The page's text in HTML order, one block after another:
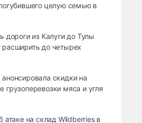
целую семью в
дороги из Калуги до Тулы
расширить до четырех
скидки на
грузоперевозки мяса и угля
атаке на склад Wildberries в